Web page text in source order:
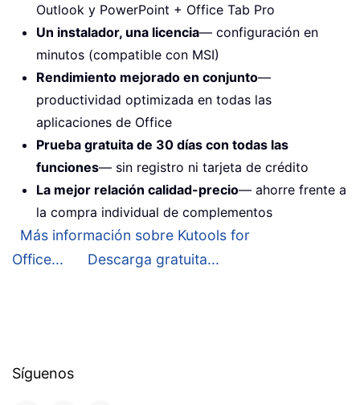
Outlook y PowerPoint + Office Tab Pro
Un instalador, una licencia— configuración en
minutos (compatible con MSI)
Rendimiento mejorado en conjunto—
productividad optimizada en todas las
aplicaciones de Office
Prueba gratuita de 30 días con todas las
funciones— sin registro ni tarjeta de crédito
La mejor relación calidad-precio— ahorre frente a
la compra individual de complementos
Más información sobre Kutools for
Office...
Descarga gratuita...
Síguenos